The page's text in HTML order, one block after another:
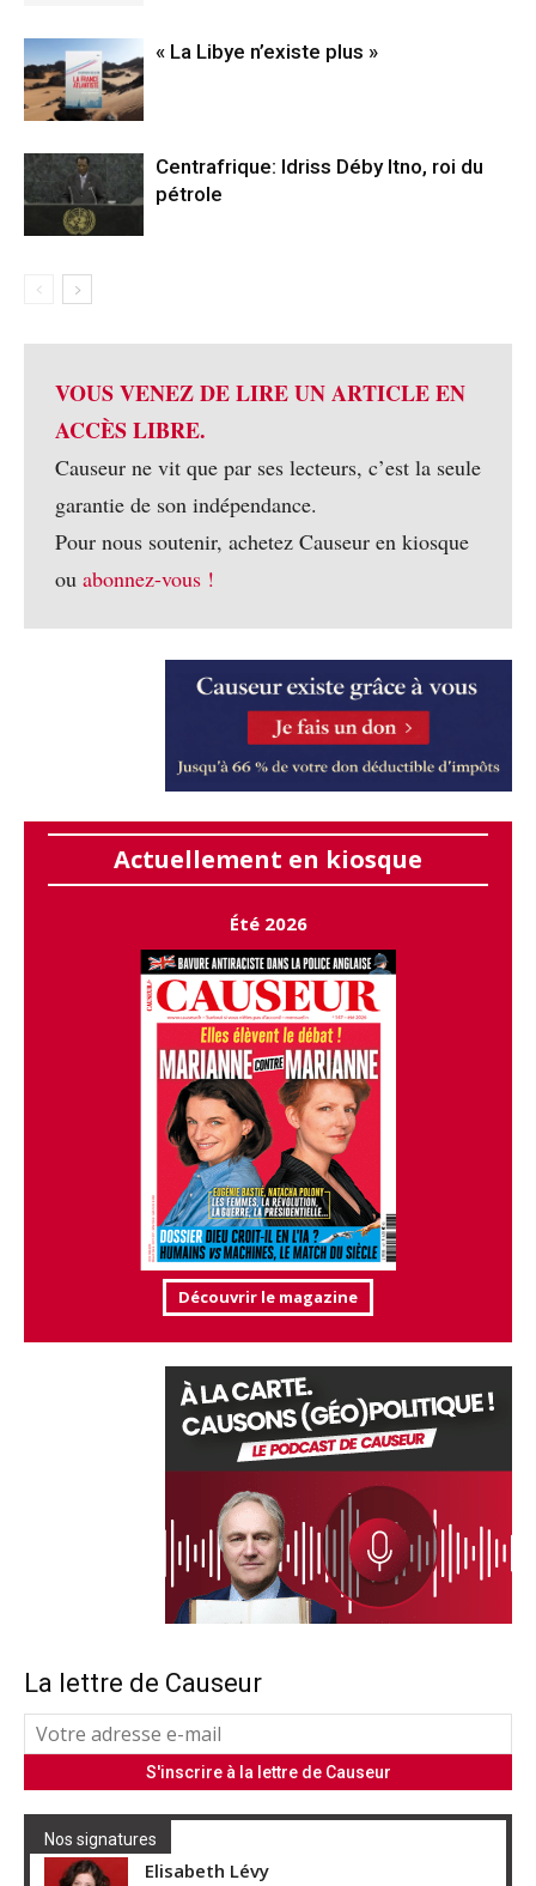
« La Libye n’existe plus »
Centrafrique: Idriss Déby Itno, roi du
pétrole
VOUS VENEZ DE LIRE UN ARTICLE EN
ACCÈS LIBRE.
Causeur ne vit que par ses lecteurs, c’est la seule
garantie de son indépendance.
Pour nous soutenir, achetez Causeur en kiosque
ou abonnez-vous !
Actuellement en kiosque
Été 2026
Découvrir le magazine
La lettre de Causeur
Nos signatures
Elisabeth Lévy